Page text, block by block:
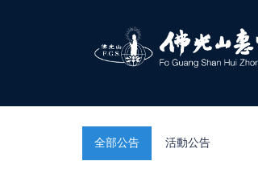
全部公告 活動公告